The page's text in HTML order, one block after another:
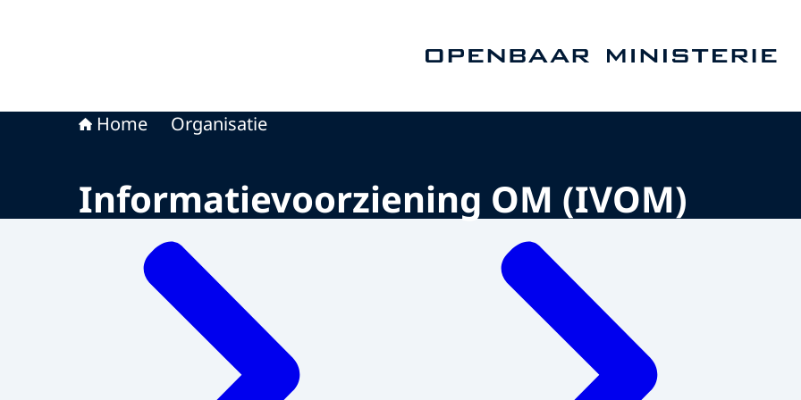
Home Organisatie
Informatievoorziening OM (IVOM)